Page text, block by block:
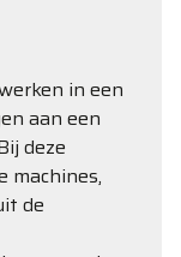
in een
aan een
deze
machines,
de